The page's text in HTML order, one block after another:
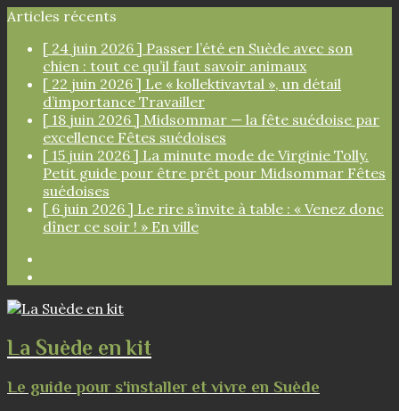
Articles récents
[ 24 juin 2026 ] Passer l’été en Suède avec son
chien : tout ce qu’il faut savoir animaux
[ 22 juin 2026 ] Le « kollektivavtal », un détail
d’importance Travailler
[ 18 juin 2026 ] Midsommar — la fête suédoise par
excellence Fêtes suédoises
[ 15 juin 2026 ] La minute mode de Virginie Tolly.
Petit guide pour être prêt pour Midsommar Fêtes
suédoises
[ 6 juin 2026 ] Le rire s’invite à table : « Venez donc
dîner ce soir ! » En ville
La Suède en kit
Le guide pour s'installer et vivre en Suède